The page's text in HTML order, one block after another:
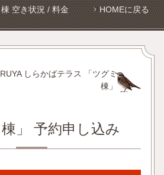
空き状況 / 料金 HOMEに戻る
しらかばテラス 「ツグミ
棟」
棟」 予約申し込み